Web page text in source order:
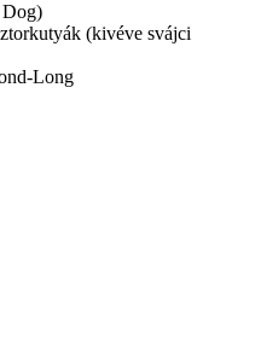
Dog)
(kivéve svájci
Long